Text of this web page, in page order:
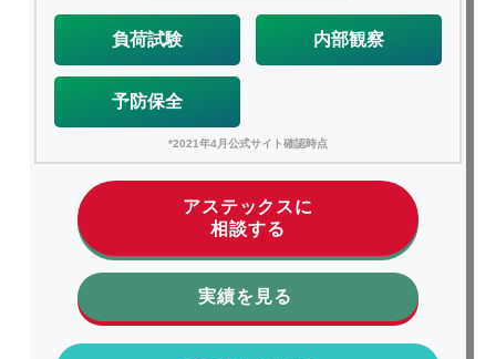
負荷試験 内部観察
予防保全
*2021年4月公式サイト確認時点
アステックスに
相談する
実績を見る